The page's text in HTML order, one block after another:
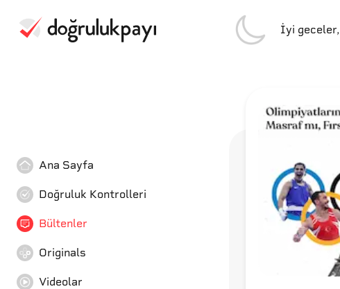
İyi geceler,
Ana Sayfa
Doğruluk Kontrolleri
Bültenler
Originals
Videolar